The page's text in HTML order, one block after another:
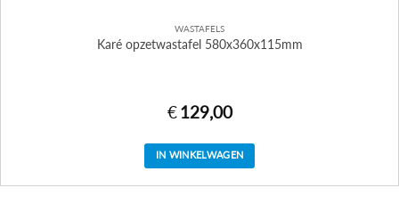
WASTAFELS
Karé opzetwastafel 580x360x115mm
€ 129,00
IN WINKELWAGEN